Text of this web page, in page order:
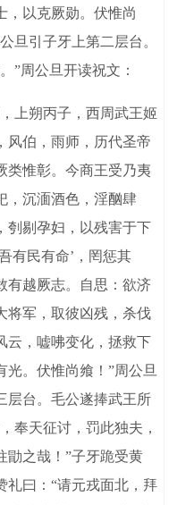
，以克厥勋。伏惟尚
旦引子牙上第二层台。
”周公旦开读祝文：
朔丙子，西周武王姬
风伯，雨师，历代圣帝
类惟彰。今商王受乃夷
，沉湎酒色，淫酗肆
刳剔孕妇，以残害于下
有民有命’，罔惩其
有越厥志。自思：欲济
将军，取彼凶残，杀伐
云，嘘咈变化，拯救下
光。伏惟尚飨！”周公旦
层台。毛公遂捧武王所
奉天征讨，罚此独夫，
勖之哉！”子牙跪受黄
礼曰：“请元戎面北，拜